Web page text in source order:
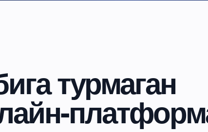
турмаган